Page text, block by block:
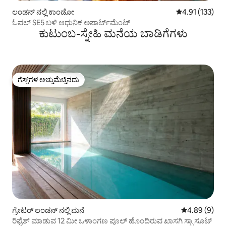
ಲಂಡನ್ ನಲ್ಲಿ ಕಾಂಡೋ 5 ರಲ್ಲಿ 4.91
4.91 (133)
ಓವಲ್ SE5 ಬಳಿ ಆಧುನಿಕ ಅಪಾರ್ಟ್‌ಮೆಂಟ್
ಕುಟುಂಬ-ಸ್ನೇಹಿ ಮನೆಯ ಬಾಡಿಗೆಗಳು
ಗೆಸ್ಟ್‌ಗಳ ಅಚ್ಚುಮೆಚ್ಚಿನದು
ಗೆಸ್ಟ್‌ಗಳ ಅಚ್ಚುಮೆಚ್ಚಿನದು
ಗ್ರೇಟರ್ ಲಂಡನ್ ನಲ್ಲಿ ಮನೆ 5 ರಲ್ಲಿ 4.89
4.89 (9)
ರಿಫ್ರೆಶ್ ಮಾಡುವ 12 ಮೀ ಒಳಾಂಗಣ ಪೂಲ್ ಹೊಂದಿರುವ ಖಾಸಗಿ ಸ್ಪಾ ಸೂಟ್